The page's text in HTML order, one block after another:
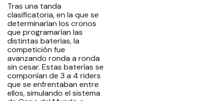
Tras una tanda
clasificatoria, en la que se
determinarían los cronos
que programarían las
distintas baterías, la
competición fue
avanzando ronda a ronda
sin cesar. Estas baterías se
componían de 3 a 4 riders
que se enfrentaban entre
ellos, simulando el sistema